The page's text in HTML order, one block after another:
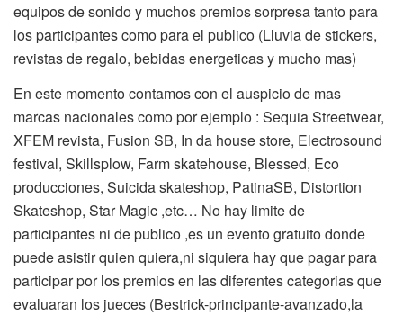
equipos de sonido y muchos premios sorpresa tanto para
los participantes como para el publico (Lluvia de stickers,
revistas de regalo, bebidas energeticas y mucho mas)
En este momento contamos con el auspicio de mas
marcas nacionales como por ejemplo : Sequia Streetwear,
XFEM revista, Fusion SB, In da house store, Electrosound
festival, Skillsplow, Farm skatehouse, Blessed, Eco
producciones, Suicida skateshop, PatinaSB, Distortion
Skateshop, Star Magic ,etc… No hay limite de
participantes ni de publico ,es un evento gratuito donde
puede asistir quien quiera,ni siquiera hay que pagar para
participar por los premios en las diferentes categorias que
evaluaran los jueces (Bestrick-principante-avanzado,la